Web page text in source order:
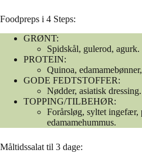
Foodpreps i 4 Steps:
GRØNT:
Spidskål, gulerod, agurk.
PROTEIN:
Quinoa,
GODE FEDTSTOFFER:
Nødder, asiatisk dressing.
TOPPING/TILBEHØR:
Forårsløg, syltet ingefær,
edamamehummus.
Måltidssalat til 3 dage: